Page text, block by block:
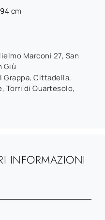
cm
Marconi 27, San
Giù
Grappa, Cittadella,
Torri di Quartesolo,
INFORMAZIONI